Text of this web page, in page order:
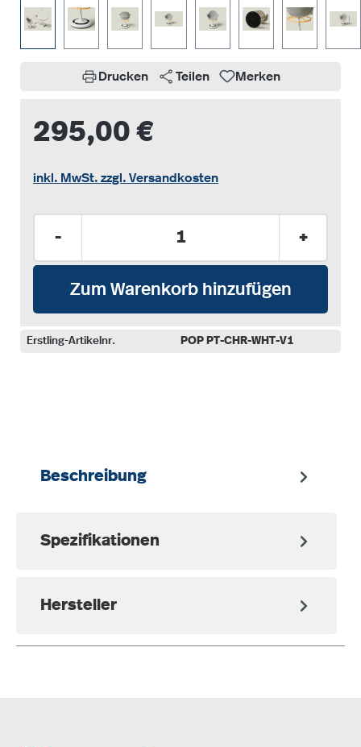
Drucken Teilen Merken
295,00 €
inkl. MwSt. zzgl. Versandkosten
- +
Zum Warenkorb hinzufügen
Erstling-Artikelnr. POP PT-CHR-WHT-V1
Beschreibung
Spezifikationen
Hersteller